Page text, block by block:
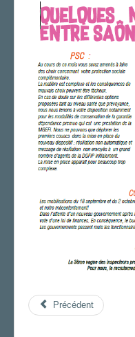
Le Canut sans cervelle
C@nut
LA SECTION
AGENDA
ADHÉRER
Précédent